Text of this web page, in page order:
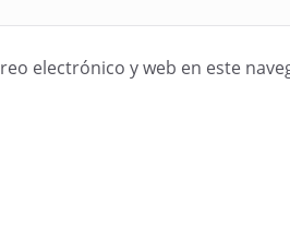
electrónico y web en este